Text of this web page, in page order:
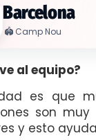
Barcelona
🏟️ Camp Nou
al equipo?
es que
son
y esto